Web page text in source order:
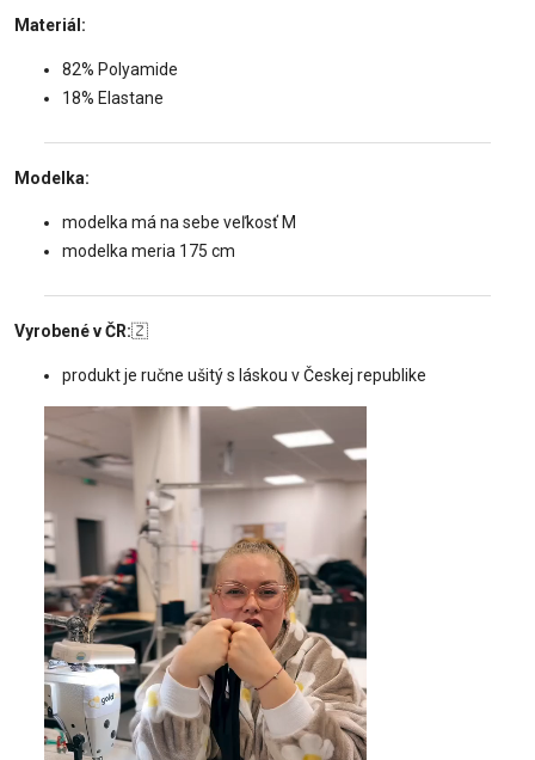
Materiál:
82% Polyamide
18% Elastane
Modelka:
modelka má na sebe veľkosť M
modelka meria 175 cm
Vyrobené v ČR:🇿
produkt je ručne ušitý s láskou v Českej republike